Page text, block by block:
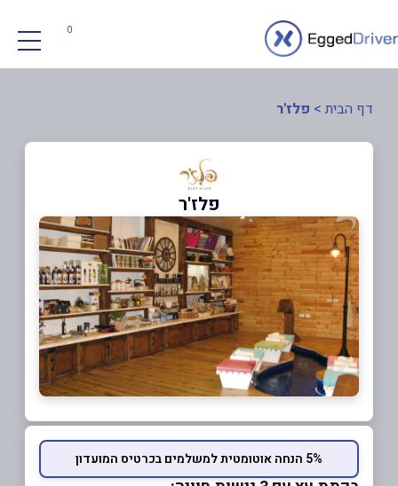
0
דף הבית > פלז'ר
פלז'ר
5% הנחה אוטומטית למשלמים בכרטיס המועדון